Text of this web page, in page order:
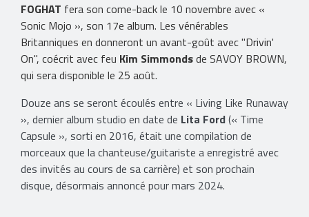
FOGHAT fera son come-back le 10 novembre avec «
Sonic Mojo », son 17e album. Les vénérables
Britanniques en donneront un avant-goût avec "Drivin'
On", coécrit avec feu Kim Simmondsde SAVOY BROWN,
qui sera disponible le 25 août.
Douze ans se seront écoulés entre « Living Like Runaway
», dernier album studio en date de Lita Ford(« Time
Capsule », sorti en 2016, était une compilation de
morceaux que la chanteuse/guitariste a enregistré avec
des invités au cours de sa carrière) et son prochain
disque, désormais annoncé pour mars 2024.